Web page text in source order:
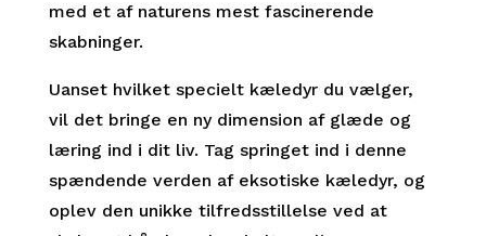
med et af naturens mest fascinerende
skabninger.
Uanset hvilket specielt kæledyr du vælger,
vil det bringe en ny dimension af glæde og
læring ind i dit liv. Tag springet ind i denne
spændende verden af eksotiske kæledyr, og
oplev den unikke tilfredsstillelse ved at